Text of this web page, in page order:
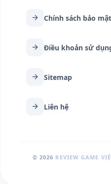
arrow_forward Chính sách bảo mật
arrow_forward Điều khoản sử
arrow_forward Sitemap
arrow_forward Liên hệ
© 2026 REVIEW GAME